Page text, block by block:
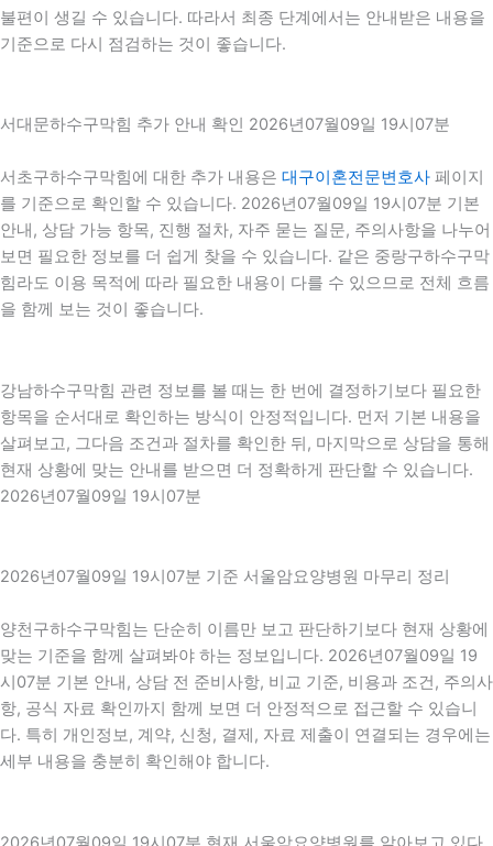
불편이 생길 수 있습니다. 따라서 최종 단계에서는 안내받은 내용을
기준으로 다시 점검하는 것이 좋습니다.
서대문하수구막힘 추가 안내 확인 2026년07월09일 19시07분
서초구하수구막힘에 대한 추가 내용은 대구이혼전문변호사 페이지
를 기준으로 확인할 수 있습니다. 2026년07월09일 19시07분 기본
안내, 상담 가능 항목, 진행 절차, 자주 묻는 질문, 주의사항을 나누어
보면 필요한 정보를 더 쉽게 찾을 수 있습니다. 같은 중랑구하수구막
힘라도 이용 목적에 따라 필요한 내용이 다를 수 있으므로 전체 흐름
을 함께 보는 것이 좋습니다.
강남하수구막힘 관련 정보를 볼 때는 한 번에 결정하기보다 필요한
항목을 순서대로 확인하는 방식이 안정적입니다. 먼저 기본 내용을
살펴보고, 그다음 조건과 절차를 확인한 뒤, 마지막으로 상담을 통해
현재 상황에 맞는 안내를 받으면 더 정확하게 판단할 수 있습니다.
2026년07월09일 19시07분
2026년07월09일 19시07분 기준 서울암요양병원 마무리 정리
양천구하수구막힘는 단순히 이름만 보고 판단하기보다 현재 상황에
맞는 기준을 함께 살펴봐야 하는 정보입니다. 2026년07월09일 19
시07분 기본 안내, 상담 전 준비사항, 비교 기준, 비용과 조건, 주의사
항, 공식 자료 확인까지 함께 보면 더 안정적으로 접근할 수 있습니
다. 특히 개인정보, 계약, 신청, 결제, 자료 제출이 연결되는 경우에는
세부 내용을 충분히 확인해야 합니다.